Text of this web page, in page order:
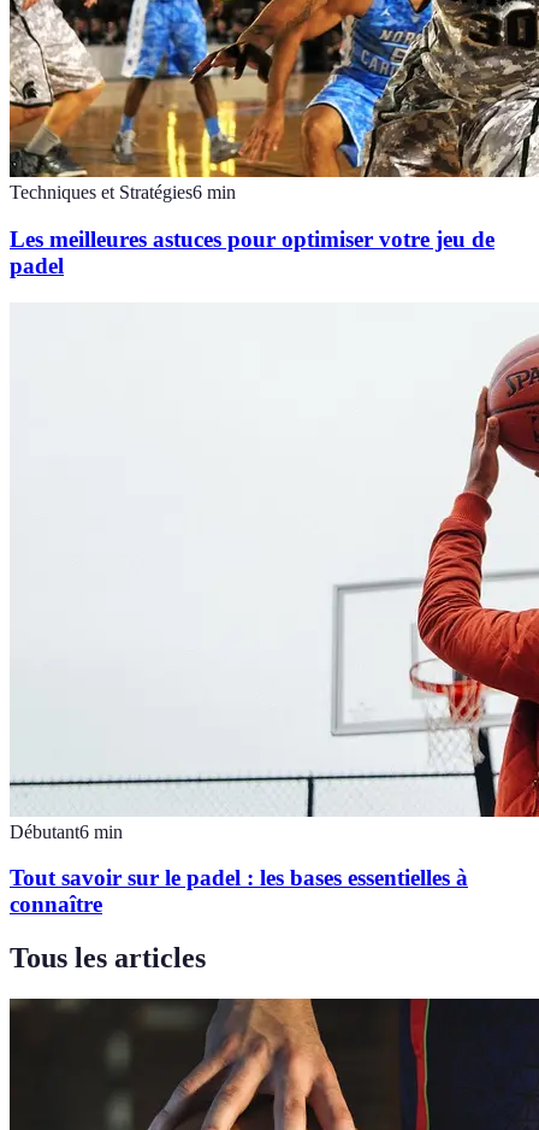
Techniques et Stratégies6 min
Les meilleures astuces pour optimiser votre jeu de
padel
Débutant6 min
Tout savoir sur le padel : les bases essentielles à
connaître
Tous les articles